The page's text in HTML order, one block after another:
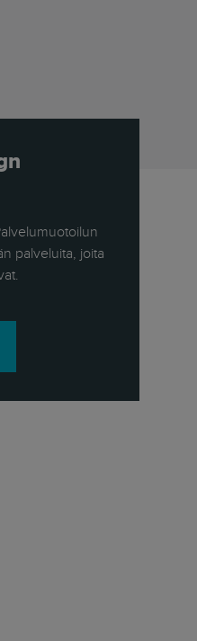
palveluita, joita